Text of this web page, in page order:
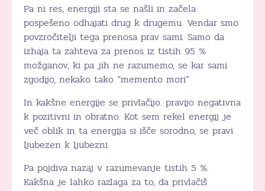
Pa ni res, energiji sta se našli in začela
pospešeno odhajati drug k drugemu. Vendar smo
povzročitelji tega prenosa prav sami. Samo da
izhaja ta zahteva za prenos iz tistih 95 %
možganov, ki pa jih ne razumemo, se kar sami
zgodijo, nekako tako “memento mori”
In kakšne energije se privlačijo. pravijo negativna
k pozitivni in obratno. Kot sem rekel energij je
več oblik in ta energija si išče sorodno, se pravi
ljubezen k ljubezni.
Pa pojdiva nazaj v razumevanje tistih 5 %.
Kakšna je lahko razlaga za to, da privlačiš